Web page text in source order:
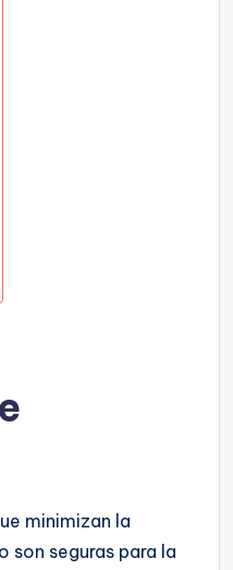
minimizan la
son seguras para la